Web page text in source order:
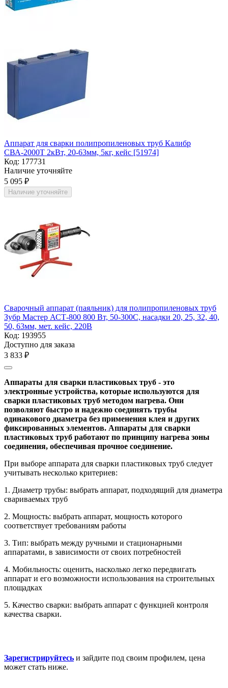
Аппарат для сварки полипропиленовых труб Калибр
СВА-2000Т 2кВт, 20-63мм, 5кг, кейс [51974]
Код: 177731
Наличие уточняйте
5 095 ₽
Наличие уточняйте
Сварочный аппарат (паяльник) для полипропиленовых труб
Зубр Мастер АСТ-800 800 Вт, 50-300С, насадки 20, 25, 32, 40,
50, 63мм, мет. кейс, 220В
Код: 193955
Доступно для заказа
3 833 ₽
Аппараты для сварки пластиковых труб - это
электронные устройства, которые используются для
сварки пластиковых труб методом нагрева. Они
позволяют быстро и надежно соединять трубы
одинакового диаметра без применения клея и других
фиксированных элементов. Аппараты для сварки
пластиковых труб работают по принципу нагрева зоны
соединения, обеспечивая прочное соединение.
При выборе аппарата для сварки пластиковых труб следует
учитывать несколько критериев:
1. Диаметр трубы: выбрать аппарат, подходящий для диаметра
свариваемых труб
2. Мощность: выбрать аппарат, мощность которого
соответствует требованиям работы
3. Тип: выбрать между ручными и стационарными
аппаратами, в зависимости от своих потребностей
4. Мобильность: оценить, насколько легко передвигать
аппарат и его возможности использования на строительных
площадках
5. Качество сварки: выбрать аппарат с функцией контроля
качества сварки.
Зарегистрируйтесь и зайдите под своим профилем, цена
может стать ниже.